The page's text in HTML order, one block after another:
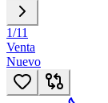
1/11
Venta
Nuevo